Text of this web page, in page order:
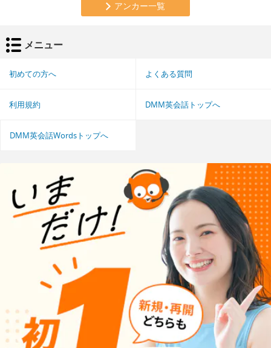
アンカー一覧
メニュー
初めての方へ よくある質問
利用規約 DMM英会話トップへ
DMM英会話Wordsトップへ